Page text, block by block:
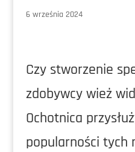
6 września 2024
Czy stworzenie
zdobywcy wież
Ochotnica
popularności tych